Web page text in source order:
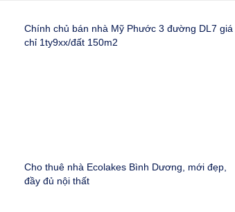
Chính chủ bán nhà Mỹ Phước 3 đường DL7 giá
chỉ 1ty9xx/đất 150m2
Cho thuê nhà Ecolakes Bình Dương, mới đẹp,
đầy đủ nội thất